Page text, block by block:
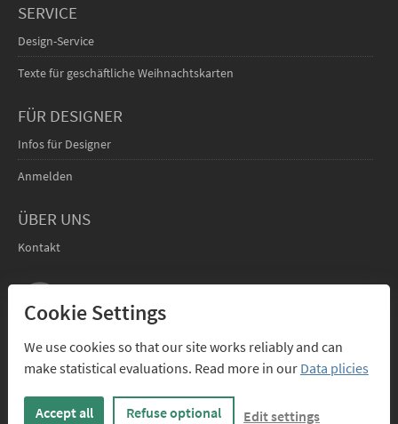
SERVICE
Design-Service
Texte für geschäftliche Weihnachtskarten
FÜR DESIGNER
Infos für Designer
Anmelden
ÜBER UNS
Kontakt
VISA, MASTERCARD
FÜR FIRMEN
ÜBERWEISUNG
Cookie Settings
We use cookies so that our site works reliably and can
make statistical evaluations. Read more in our Data plicies
Accept all Refuse optional Edit settings